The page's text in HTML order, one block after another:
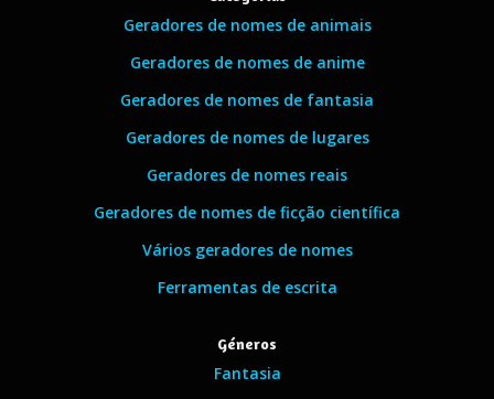
Geradores de nomes de animais
Geradores de nomes de anime
Geradores de nomes de fantasia
Geradores de nomes de lugares
Geradores de nomes reais
Geradores de nomes de ficção científica
Vários geradores de nomes
Ferramentas de escrita
Géneros
Fantasia